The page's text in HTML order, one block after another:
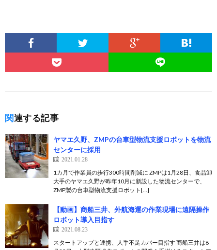
関連する記事
ヤマエ久野、ZMPの台車型物流支援ロボットを物流
センターに採用
2021.01.28
1カ月で作業員の歩行300時間削減に ZMPは1月28日、食品卸
大手のヤマエ久野が昨年10月に新設した物流センターで、
ZMP製の台車型物流支援ロボット[…]
【動画】商船三井、外航海運の作業現場に遠隔操作
ロボット導入目指す
2021.08.23
スタートアップと連携、人手不足カバー目指す 商船三井は8